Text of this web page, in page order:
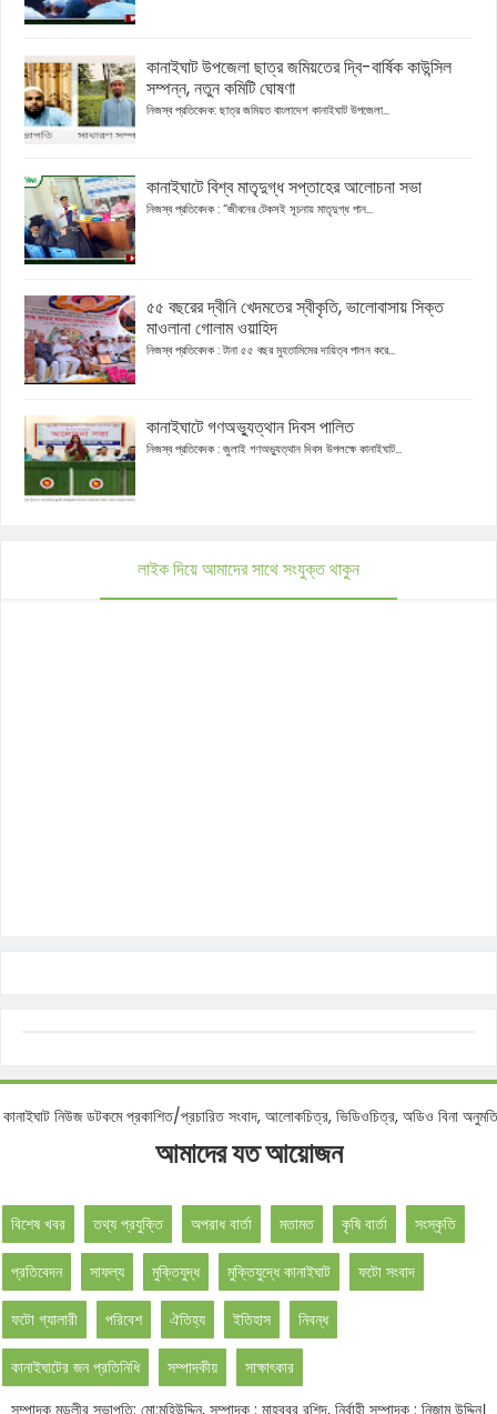
কানাইঘাট উপজেলা ছাত্র জমিয়তের দ্বি-বার্ষিক কাউন্সিল
সম্পন্ন, নতুন কমিটি ঘোষণা
নিজস্ব প্রতিবেদক: ছাত্র জমিয়ত বাংলাদেশ কানাইঘাট উপজেলা...
কানাইঘাটে বিশ্ব মাতৃদুগ্ধ সপ্তাহের আলোচনা সভা
নিজস্ব প্রতিবেদক : “জীবনের টেকসই সূচনায় মাতৃদুগ্ধ পান...
৫৫ বছরের দ্বীনি খেদমতের স্বীকৃতি, ভালোবাসায় সিক্ত
মাওলানা গোলাম ওয়াহিদ
নিজস্ব প্রতিবেদক : টানা ৫৫ বছর মুহতামিমের দায়িত্ব পালন করে...
কানাইঘাটে গণঅভ্যুত্থান দিবস পালিত
নিজস্ব প্রতিবেদক : জুলাই গণঅভ্যুত্থান দিবস উপলক্ষে কানাইঘাট...
লাইক দিয়ে আমাদের সাথে সংযুক্ত থাকুন
:কানাইঘাট নিউজ ডটকমে প্রকাশিত/প্রচারিত সংবাদ, আলোকচিত্র, ভিডিওচিত্র, অডিও
আমাদের যত আয়োজন
বিশেষ খবর তথ্য প্রযুক্তি অপরাধ বার্তা মতামত কৃষি বার্তা সংস্কৃতি
প্রতিবেদন সাফল্য মুক্তিযুদ্ধ মুক্তিযুদ্ধে কানাইঘাট ফটো সংবাদ
ফটো গ্যালারী পরিবেশ ঐতিহ্য ইতিহাস নিবন্ধ
কানাইঘাটের জন প্রতিনিধি সম্পাদকীয়
সাক্ষাৎকার